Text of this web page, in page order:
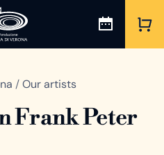
/Our artists
Frank Peter